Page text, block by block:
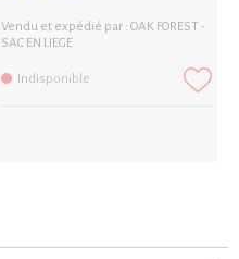
Vendu et expédié par : OAK FOREST -
SAC EN LIEGE
Indisponible